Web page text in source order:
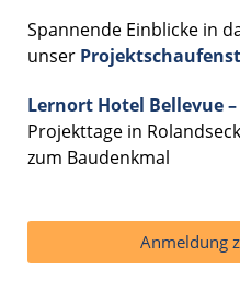
Spannende Einblicke in
unser
Lernort Hotel Bellevue
Projekttage in
zum Baudenkmal
Anmeldung